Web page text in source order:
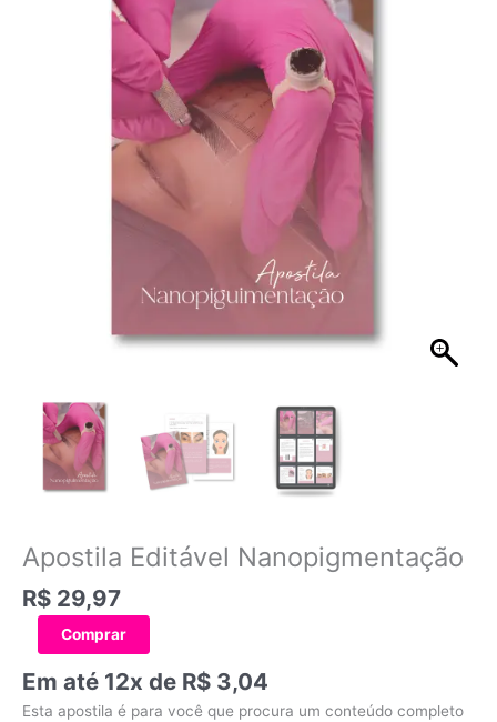
Apostila Editável Nanopigmentação
R$ 29,97
Comprar
Em até 12x de R$ 3,04
Esta apostila é para você que procura um conteúdo completo